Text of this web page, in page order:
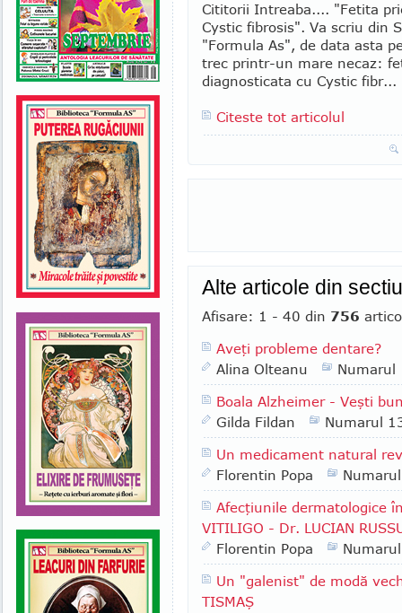
Cititorii Intreaba.... "Fetita
Cystic fibrosis". Va scriu din
"Formula As", de data asta
trec printr-un mare necaz:
diagnosticata cu Cystic fibr...
Citeste tot articolul
Alte articole din
Afisare: 1 - 40 din 756
Aveţi probleme dentare?
Alina Olteanu
Numarul
Boala Alzheimer - Veşti
Gilda Fildan
Numarul
Un medicament natural
Florentin Popa
Afecţiunile dermatologice
VITILIGO - Dr. LUCIAN
Florentin Popa
Un "galenist" de modă
TISMAŞ